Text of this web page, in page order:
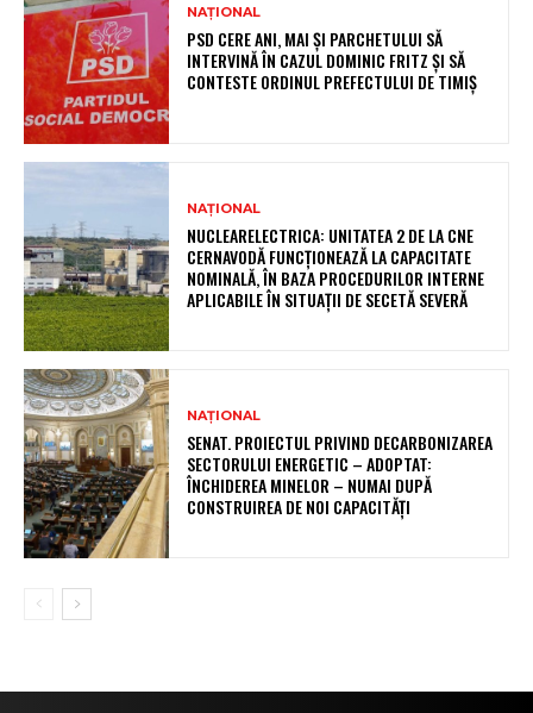
NAȚIONAL
PSD CERE ANI, MAI ȘI PARCHETULUI SĂ
INTERVINĂ ÎN CAZUL DOMINIC FRITZ ȘI SĂ
CONTESTE ORDINUL PREFECTULUI DE TIMIȘ
NAȚIONAL
NUCLEARELECTRICA: UNITATEA 2 DE LA CNE
CERNAVODĂ FUNCȚIONEAZĂ LA CAPACITATE
NOMINALĂ, ÎN BAZA PROCEDURILOR INTERNE
APLICABILE ÎN SITUAȚII DE SECETĂ SEVERĂ
NAȚIONAL
SENAT. PROIECTUL PRIVIND DECARBONIZAREA
SECTORULUI ENERGETIC – ADOPTAT:
ÎNCHIDEREA MINELOR – NUMAI DUPĂ
CONSTRUIREA DE NOI CAPACITĂȚI